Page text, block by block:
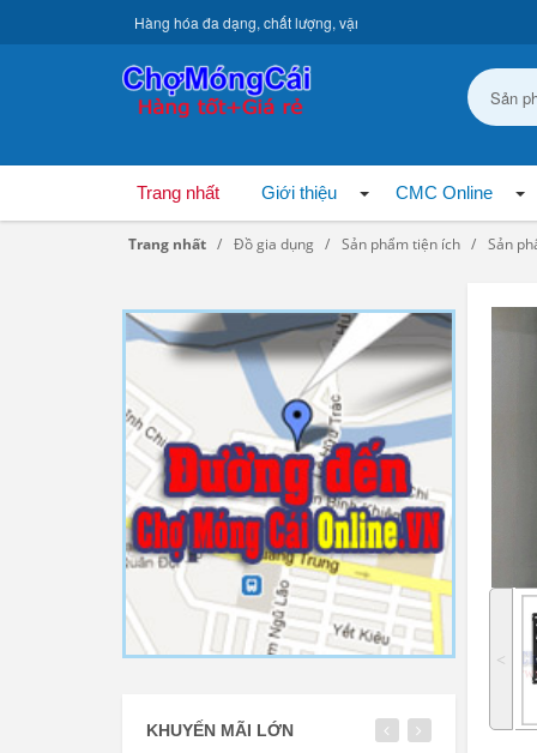
Hàng hóa đa dạng, chất lượng, vận chuyển toàn quốc.
Trang nhất Giới thiệu CMC Online
Trang nhất Đồ gia dụng Sản phẩm tiện ích Sản
˂
KHUYẾN MÃI LỚN